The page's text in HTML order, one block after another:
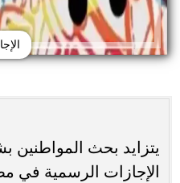
يتزايد بحث
الإجازات الرسمية في